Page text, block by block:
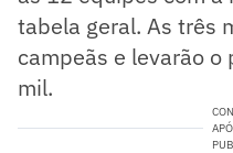
tabela geral. As três
campeãs e levarão
mil.